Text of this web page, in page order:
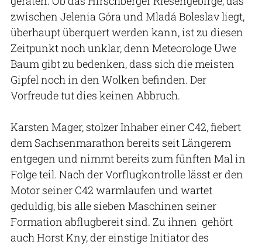
zwischen Jelenia Góra und Mladá Boleslav liegt,
überhaupt überquert werden kann, ist zu diesen
Zeitpunkt noch unklar, denn Meteorologe Uwe
Baum gibt zu bedenken, dass sich die meisten
Gipfel noch in den Wolken befinden. Der
Vorfreude tut dies keinen Abbruch.
Karsten Mager, stolzer Inhaber einer C42, fiebert
dem Sachsenmarathon bereits seit Längerem
entgegen und nimmt bereits zum fünften Mal in
Folge teil. Nach der Vorflugkontrolle lässt er den
Motor seiner C42 warmlaufen und wartet
geduldig, bis alle sieben Maschinen seiner
Formation abflugbereit sind. Zu ihnen gehört
auch Horst Kny, der einstige Initiator des